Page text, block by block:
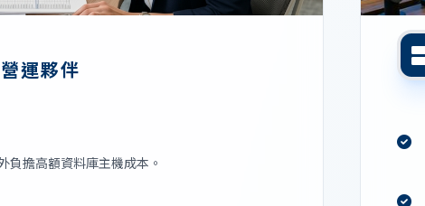
運夥伴
負擔高額資料庫主機成本。